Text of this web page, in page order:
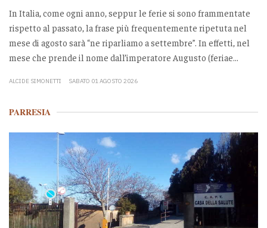
In Italia, come ogni anno, seppur le ferie si sono frammentate
rispetto al passato, la frase più frequentemente ripetuta nel
mese di agosto sarà “ne riparliamo a settembre”. In effetti, nel
mese che prende il nome dall’imperatore Augusto (feriae...
ALCIDE SIMONETTI SABATO 01 AGOSTO 2026
PARRESIA